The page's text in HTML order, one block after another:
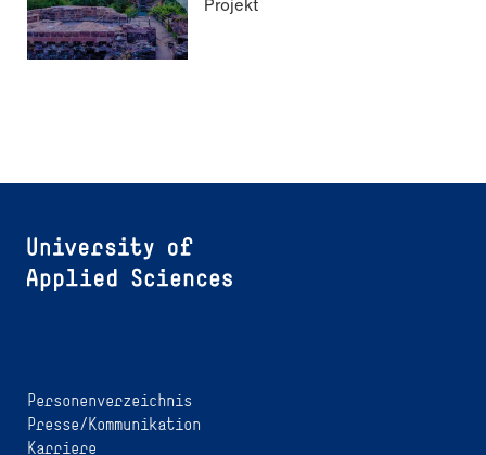
Personenverzeichnis
Presse/Kommunikation
Karriere